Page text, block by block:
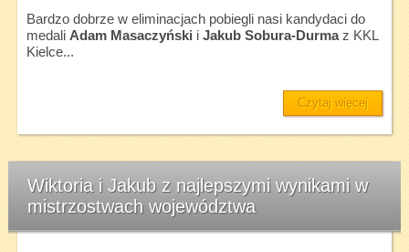
Bardzo dobrze w eliminacjach pobiegli nasi kandydaci do
medali Adam Masaczyński i Jakub Sobura-Durmaz KKL
Kielce...
Czytaj więcej
Wiktoria i Jakub z najlepszymi wynikami w
mistrzostwach województwa